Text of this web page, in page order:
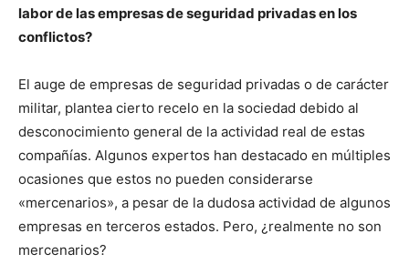
labor de las empresas de seguridad privadas en los
conflictos?
El auge de empresas de seguridad privadas o de carácter
militar, plantea cierto recelo en la sociedad debido al
desconocimiento general de la actividad real de estas
compañías. Algunos expertos han destacado en múltiples
ocasiones que estos no pueden considerarse
«mercenarios», a pesar de la dudosa actividad de algunos
empresas en terceros estados. Pero, ¿realmente no son
mercenarios?